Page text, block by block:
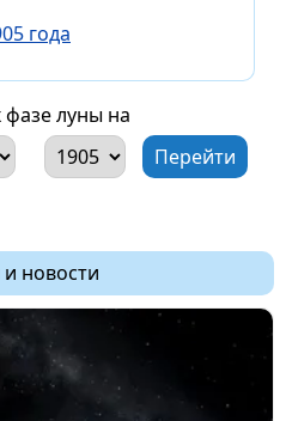
года
фазе луны на
новости